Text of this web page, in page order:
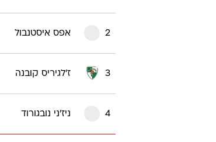
2 אפס איסטנבול
3 ז'לגיריס קובנה
4 ניז'ני נובגורוד